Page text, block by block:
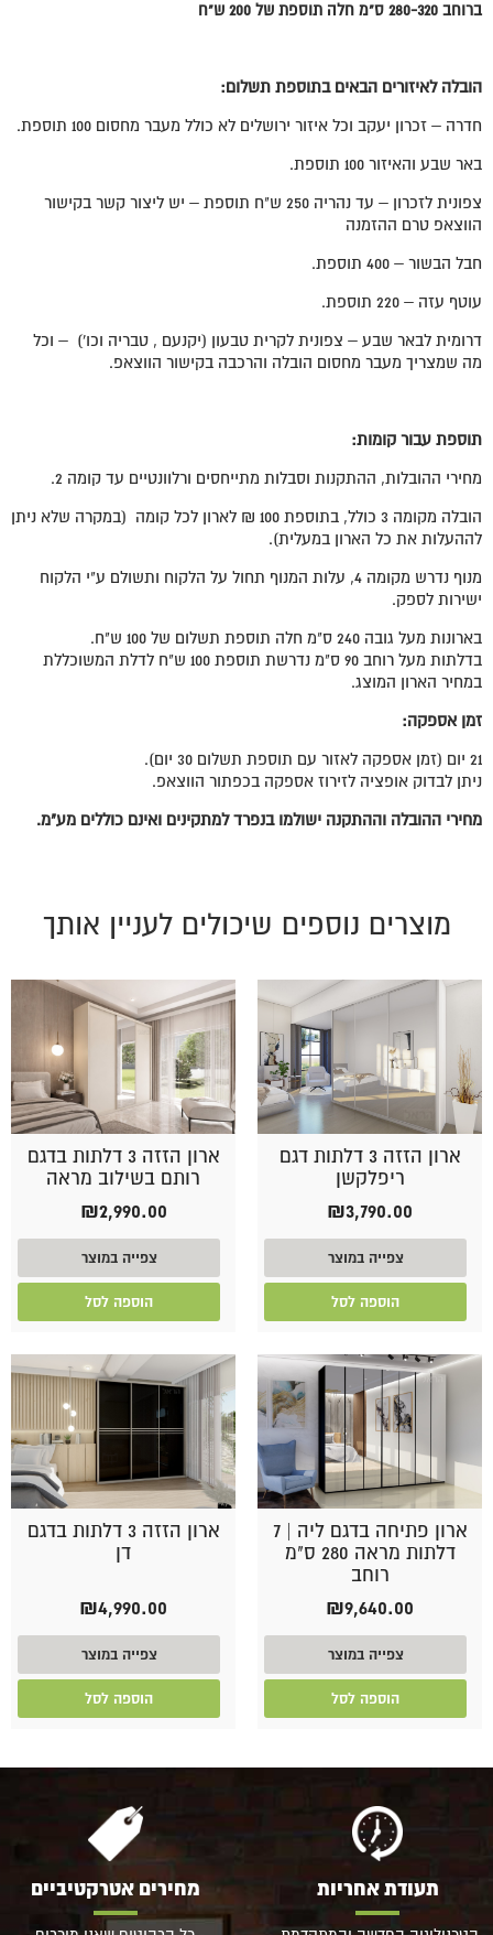
ברוחב 280-320 ס"מ חלה תוספת של 200 ש"ח
הובלה לאיזורים הבאים בתוספת תשלום:
חדרה – זכרון יעקב וכל איזור ירושלים לא כולל מעבר מחסום 100 תוספת.
באר שבע והאיזור 100 תוספת.
צפונית לזכרון – עד נהריה 250 ש"ח תוספת – יש ליצור קשר בקישור
הווצאפ טרם ההזמנה
חבל הבשור – 400 תוספת.
עוטף עזה – 220 תוספת.
דרומית לבאר שבע – צפונית לקרית טבעון (יקנעם , טבריה וכו') – וכל
מה שמצריך מעבר מחסום הובלה והרכבה בקישור הווצאפ.
תוספת עבור קומות:
מחירי ההובלות, ההתקנות וסבלות מתייחסים ורלוונטיים עד קומה 2.
הובלה מקומה 3 כולל, בתוספת 100 ₪ לארון לכל קומה (במקרה שלא ניתן
לההעלות את כל הארון במעלית).
מנוף נדרש מקומה 4, עלות המנוף תחול על הלקוח ותשולם ע"י הלקוח
ישירות לספק.
בארונות מעל גובה 240 ס"מ חלה תוספת תשלום של 100 ש"ח.
בדלתות מעל רוחב 90 ס"מ נדרשת תוספת 100 ש"ח לדלת המשוכללת
במחיר הארון המוצג.
זמן אספקה:
21 יום (זמן אספקה לאזור עם תוספת תשלום 30 יום).
ניתן לבדוק אופציה לזירוז אספקה בכפתור הווצאפ.
מחירי ההובלה וההתקנה ישולמו בנפרד למתקינים ואינם כוללים מע"מ.
מוצרים נוספים שיכולים לעניין אותך
ארון הזזה 3 דלתות דגם
ריפלקשן
₪3,790.00
צפייה במוצר
הוספה לסל
ארון הזזה 3 דלתות בדגם
רותם בשילוב מראה
₪2,990.00
צפייה במוצר
הוספה לסל
ארון פתיחה בדגם ליה | 7
דלתות מראה 280 ס"מ
רוחב
₪9,640.00
צפייה במוצר
הוספה לסל
ארון הזזה 3 דלתות בדגם
דן
₪4,990.00
צפייה במוצר
הוספה לסל
תעודת אחריות מחירים אטרקטיביים